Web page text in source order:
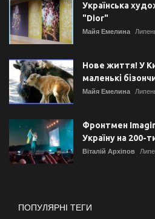
Українська
"Dior"
Майя Емелина
Нове життя! У
маленькі
Майя Емелина
Фронтмен
Україну на 200-
Віталій Архіпов
ПОПУЛЯРНІ ТЕГИ